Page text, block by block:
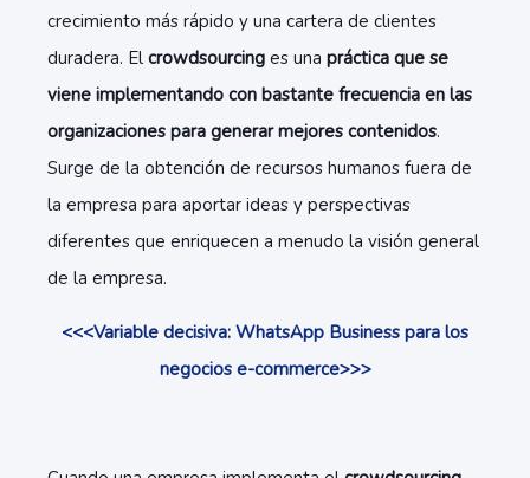
crecimiento más rápido y una cartera de clientes
duradera. El crowdsourcing es una práctica que se
viene implementando con bastante frecuencia en las
organizaciones para generar mejores contenidos.
Surge de la obtención de recursos humanos fuera de
la empresa para aportar ideas y perspectivas
diferentes que enriquecen a menudo la visión general
de la empresa.
<<<Variable decisiva: WhatsApp Business para los
negocios e-commerce>>>